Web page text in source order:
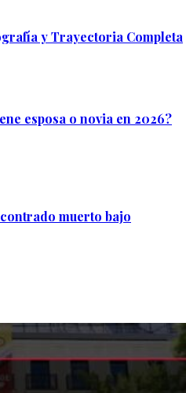
y Trayectoria Completa
esposa o novia en 2026?
muerto bajo